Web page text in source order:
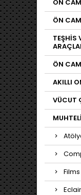
ÖN
ÖN
TEŞHİS
ÖN
AKILLI
VÜCUT